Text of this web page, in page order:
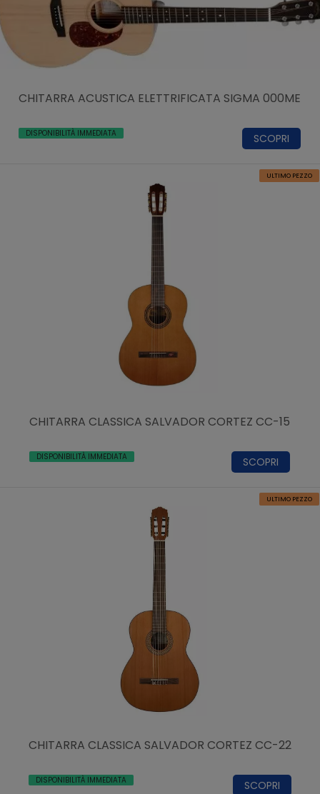
CHITARRA ACUSTICA ELETTRIFICATA SIGMA 000ME
DISPONIBILITÀ IMMEDIATA SCOPRI
ULTIMO PEZZO
CHITARRA CLASSICA SALVADOR CORTEZ CC-15
DISPONIBILITÀ IMMEDIATA SCOPRI
ULTIMO PEZZO
CHITARRA CLASSICA SALVADOR CORTEZ CC-22
DISPONIBILITÀ IMMEDIATA SCOPRI